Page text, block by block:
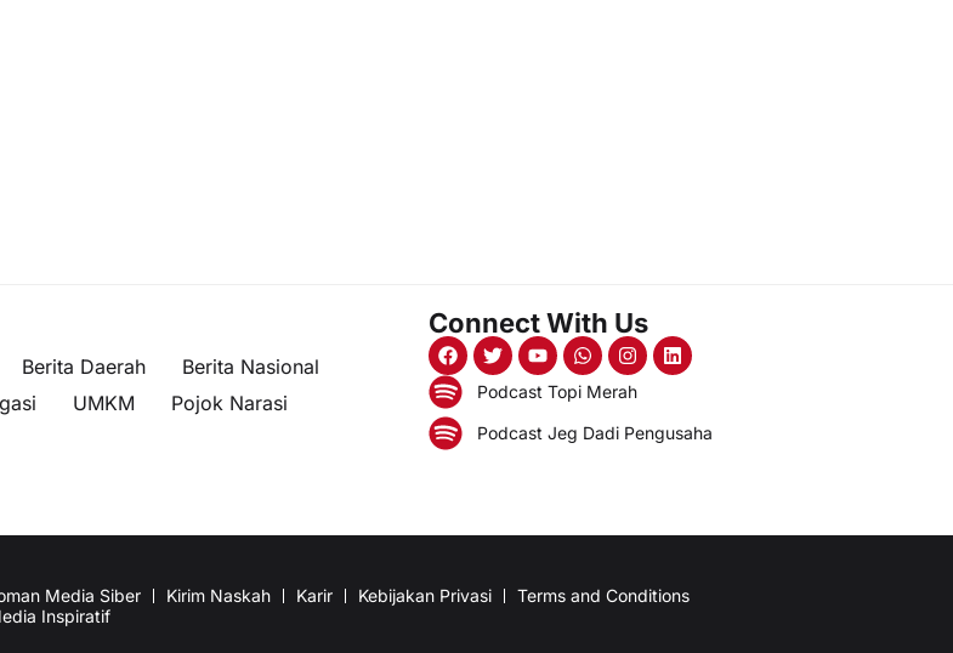
Berita Daerah
Berita Nasional
UMKM Pojok Narasi
Connect With Us
Podcast Topi Merah
Podcast Jeg Dadi Pengusaha
Media Siber Kirim Naskah Karir Kebijakan Privasi
Terms and Conditions
Inspiratif